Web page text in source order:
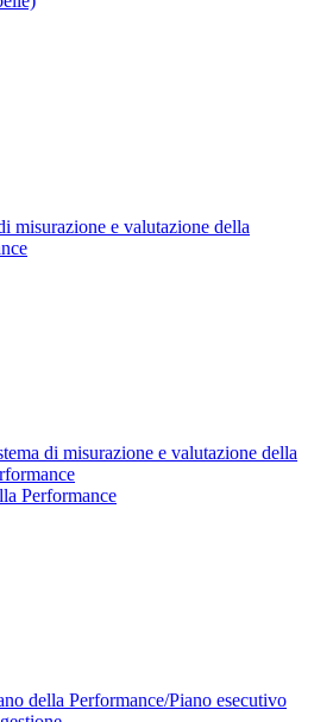
misurazione e valutazione della
di misurazione e valutazione della
Performance
della Performance/Piano esecutivo